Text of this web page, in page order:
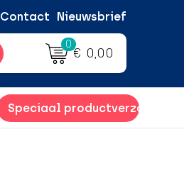
Contact Nieuwsbrief
0
€ 0,00
Speciaal productverzoek